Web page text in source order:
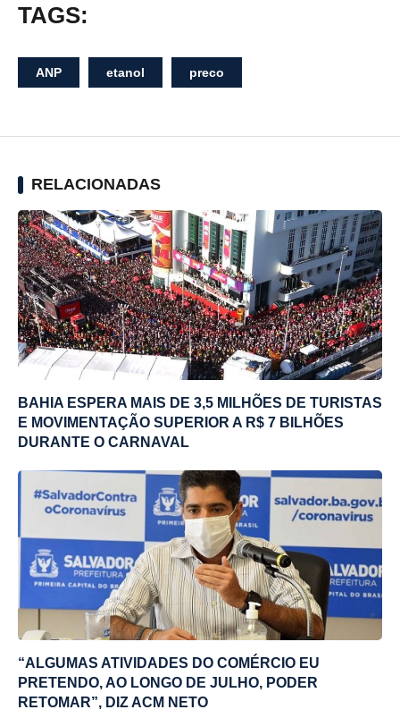
TAGS:
ANP etanol preco
RELACIONADAS
BAHIA ESPERA MAIS DE 3,5 MILHÕES DE TURISTAS
E MOVIMENTAÇÃO SUPERIOR A R$ 7 BILHÕES
DURANTE O CARNAVAL
“ALGUMAS ATIVIDADES DO COMÉRCIO EU
PRETENDO, AO LONGO DE JULHO, PODER
RETOMAR”, DIZ ACM NETO